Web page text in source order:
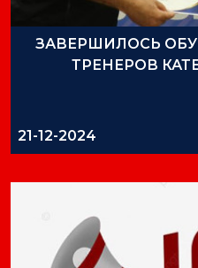
ЗАВЕРШИЛОСЬ
ТРЕНЕРОВ
21-12-2024